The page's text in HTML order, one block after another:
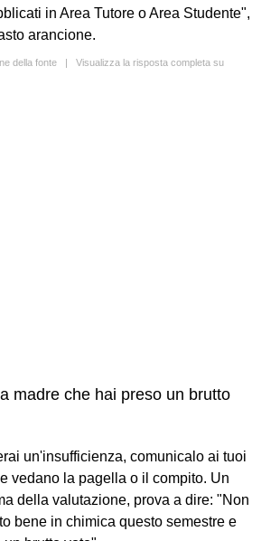
in Area Tutore o Area Studente",
arancione.
della fonte | Visualizza la risposta completa su
madre che hai preso un brutto
un'insufficienza, comunicalo ai tuoi
vedano la pagella o il compito. Un
della valutazione, prova a dire: "Non
bene in chimica questo semestre e